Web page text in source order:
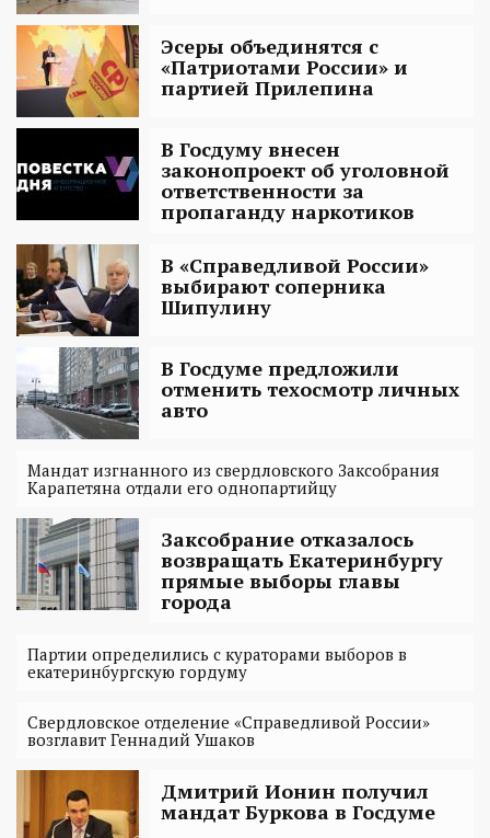
Эсеры объединятся с
«Патриотами России» и
партией Прилепина
В Госдуму внесен
законопроект об уголовной
ответственности за
пропаганду наркотиков
В «Справедливой России»
выбирают соперника
Шипулину
В Госдуме предложили
отменить техосмотр личных
авто
Мандат изгнанного из свердловского Заксобрания
Карапетяна отдали его однопартийцу
Заксобрание отказалось
возвращать Екатеринбургу
прямые выборы главы
города
Партии определились с кураторами выборов в
екатеринбургскую гордуму
Свердловское отделение «Справедливой России»
возглавит Геннадий Ушаков
Дмитрий Ионин получил
мандат Буркова в Госдуме